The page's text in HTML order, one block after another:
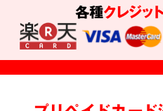
各種クレジッ